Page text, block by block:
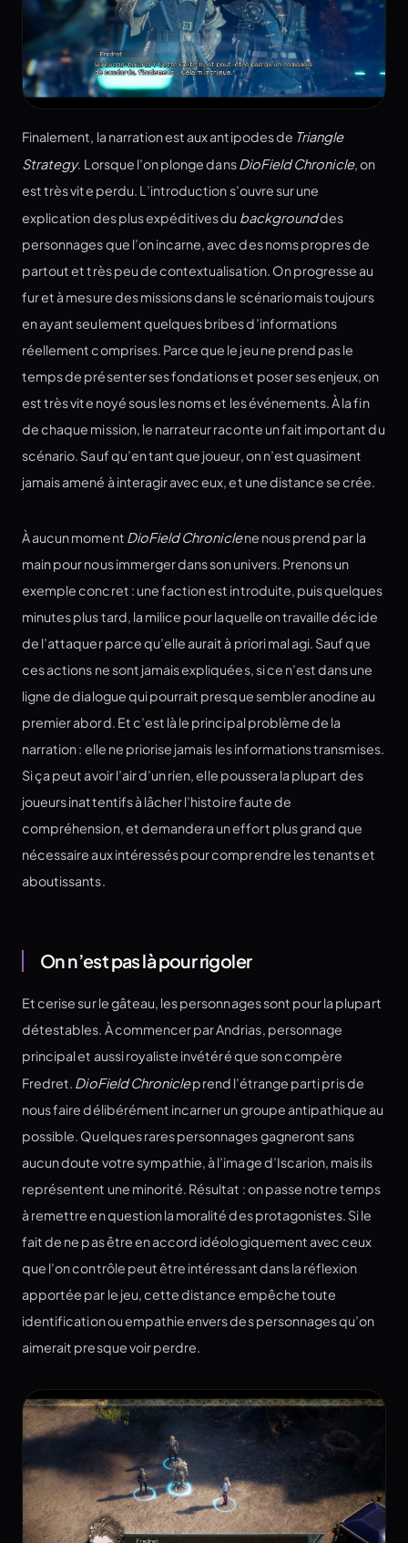
Finalement, la narration est aux antipodes de Triangle
Strategy. Lorsque l’on plonge dansDioField Chronicle, on
est très vite perdu. L’introduction s’ouvre sur une
explication des plus expéditives du backgrounddes
personnages que l’on incarne, avec des noms propres de
partout et très peu de contextualisation. On progresse au
fur et à mesure des missions dans le scénario mais toujours
en ayant seulement quelques bribes d’informations
réellement comprises. Parce que le jeu ne prend pas le
temps de présenter ses fondations et poser ses enjeux, on
est très vite noyé sous les noms et les événements. À la fin
de chaque mission, le narrateur raconte un fait important du
scénario. Sauf qu’en tant que joueur, on n’est quasiment
jamais amené à interagir avec eux, et une distance se crée.
À aucun moment DioField Chroniclene nous prend par la
main pour nous immerger dans son univers. Prenons un
exemple concret : une faction est introduite, puis quelques
minutes plus tard, la milice pour laquelle on travaille décide
de l’attaquer parce qu’elle aurait à priori mal agi. Sauf que
ces actions ne sont jamais expliquées, si ce n’est dans une
ligne de dialogue qui pourrait presque sembler anodine au
premier abord. Et c’est là le principal problème de la
narration : elle ne priorise jamais les informations transmises.
Si ça peut avoir l’air d’un rien, elle poussera la plupart des
joueurs inattentifs à lâcher l’histoire faute de
compréhension, et demandera un effort plus grand que
nécessaire aux intéressés pour comprendre les tenants et
aboutissants.
On n’est pas là pour rigoler
Et cerise sur le gâteau, les personnages sont pour la plupart
détestables. À commencer par Andrias, personnage
principal et aussi royaliste invétéré que son compère
Fredret. DioField Chronicleprend l’étrange parti pris de
nous faire délibérément incarner un groupe antipathique au
possible. Quelques rares personnages gagneront sans
aucun doute votre sympathie, à l’image d’Iscarion, mais ils
représentent une minorité. Résultat : on passe notre temps
à remettre en question la moralité des protagonistes. Si le
fait de ne pas être en accord idéologiquement avec ceux
que l’on contrôle peut être intéressant dans la réflexion
apportée par le jeu, cette distance empêche toute
identification ou empathie envers des personnages qu’on
aimerait presque voir perdre.